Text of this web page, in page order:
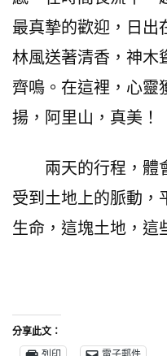
最真摯的歡迎，日出
林風送著清香，神木
齊鳴。在這裡，心靈
揚，阿里山，真美！
兩天的行程，體
受到土地上的脈動，
生命，這塊土地，這
分享此文：